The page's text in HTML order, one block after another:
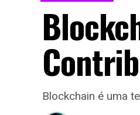
Blockchain é uma